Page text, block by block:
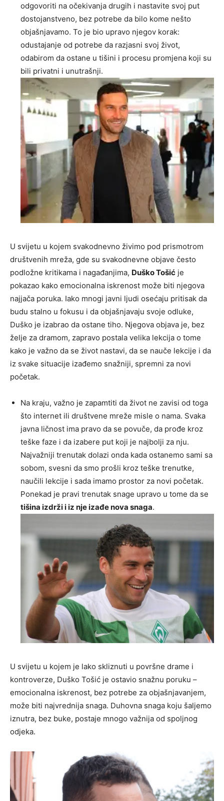
odgovoriti na očekivanja drugih i nastavite svoj put
dostojanstveno, bez potrebe da bilo kome nešto
objašnjavamo. To je bio upravo njegov korak:
odustajanje od potrebe da razjasni svoj život,
odabirom da ostane u tišini i procesu promjena koji su
bili privatni i unutrašnji.
U svijetu u kojem svakodnevno živimo pod prismotrom
društvenih mreža, gde su svakodnevne objave često
podložne kritikama i nagađanjima, Duško Tošić je
pokazao kako emocionalna iskrenost može biti njegova
najjača poruka. Iako mnogi javni ljudi osećaju pritisak da
budu stalno u fokusu i da objašnjavaju svoje odluke,
Duško je izabrao da ostane tiho. Njegova objava je, bez
želje za dramom, zapravo postala velika lekcija o tome
kako je važno da se život nastavi, da se nauče lekcije i da
iz svake situacije izađemo snažniji, spremni za novi
početak.
Na kraju, važno je zapamtiti da život ne zavisi od toga
što internet ili društvene mreže misle o nama. Svaka
javna ličnost ima pravo da se povuče, da prođe kroz
teške faze i da izabere put koji je najbolji za nju.
Najvažniji trenutak dolazi onda kada ostanemo sami sa
sobom, svesni da smo prošli kroz teške trenutke,
naučili lekcije i sada imamo prostor za novi početak.
Ponekad je pravi trenutak snage upravo u tome da se
tišina izdrži i iz nje izađe nova snaga.
U svijetu u kojem je lako skliznuti u površne drame i
kontroverze, Duško Tošić je ostavio snažnu poruku –
emocionalna iskrenost, bez potrebe za objašnjavanjem,
može biti najvrednija snaga. Duhovna snaga koju šaljemo
iznutra, bez buke, postaje mnogo važnija od spoljnog
odjeka.